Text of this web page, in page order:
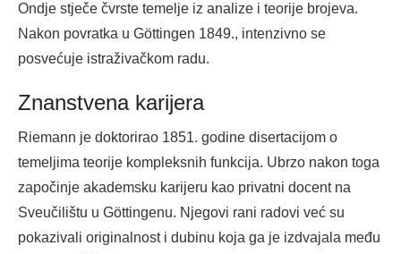
Ondje stječe čvrste temelje iz analize i teorije brojeva.
Nakon povratka u Göttingen 1849., intenzivno se
posvećuje istraživačkom radu.
Znanstvena karijera
Riemann je doktorirao 1851. godine disertacijom o
temeljima teorije kompleksnih funkcija. Ubrzo nakon toga
započinje akademsku karijeru kao privatni docent na
Sveučilištu u Göttingenu. Njegovi rani radovi već su
pokazivali originalnost i dubinu koja ga je izdvajala među